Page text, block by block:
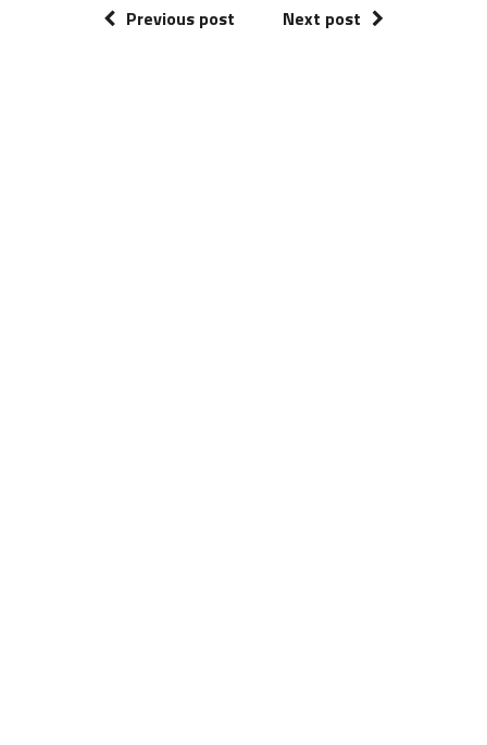
Previous post Next post